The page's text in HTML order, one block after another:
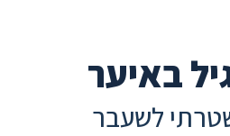
באיער
לשעבר